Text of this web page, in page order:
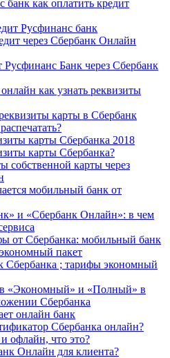
банк как оплатить кредит
Русфинанс банк
через Сбербанк Онлайн
Русфинанс Банк через Сбербанк
как узнать реквизиты
карты в Сбербанк
карты Сбербанка 2018
карты Сбербанка?
собственной карты через
мобильный банк от
и «Сбербанк Онлайн»: в чем
от Сбербанка: мобильный банк
пакет
; тарифы экономный
«Экономный» и «Полный» в
Сбербанка
онлайн банк
Сбербанка онлайн?
офлайн, что это?
Онлайн для клиента?